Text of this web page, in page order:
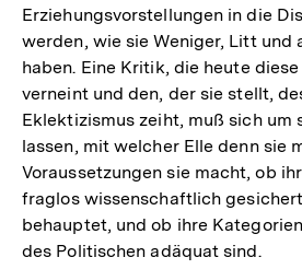
Erziehungsvorstellungen in die
werden, wie sie Weniger, Litt und
haben. Eine Kritik, die heute
verneint und den, der sie stellt,
Eklektizismus zeiht, muß sich um
lassen, mit welcher Elle denn sie
Voraussetzungen sie macht, ob
fraglos wissenschaftlich
behauptet, und ob ihre
des Politischen adäquat sind.